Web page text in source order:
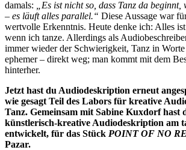
damals:
„Es ist nicht so, dass Tanz da
– es läuft alles parallel.“ Diese Aussage war
wertvolle Erkenntnis. Heute denke ich: Alles
wenn ich tanze. Allerdings als
immer wieder der Schwierigkeit, Tanz in Worte
ephemer – direkt weg; man kommt mit dem
hinterher.
Jetzt hast du Audiodeskription erneut
wie gesagt Teil des Labors für kreative
Tanz. Gemeinsam mit Sabine Kuxdorf hast
künstlerisch-kreative Audiodeskription am
entwickelt, für das Stück POINT OF NO
Pazar.